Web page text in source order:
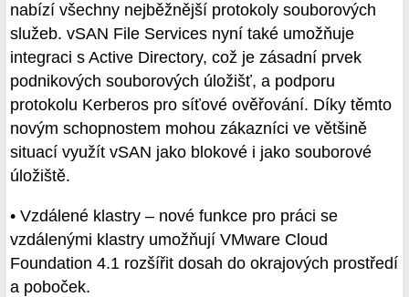
nabízí všechny nejběžnější protokoly souborových
služeb. vSAN File Services nyní také umožňuje
integraci s Active Directory, což je zásadní prvek
podnikových souborových úložišť, a podporu
protokolu Kerberos pro síťové ověřování. Díky těmto
novým schopnostem mohou zákazníci ve většině
situací využít vSAN jako blokové i jako souborové
úložiště.
• Vzdálené klastry – nové funkce pro práci se
vzdálenými klastry umožňují VMware Cloud
Foundation 4.1 rozšířit dosah do okrajových prostředí
a poboček.